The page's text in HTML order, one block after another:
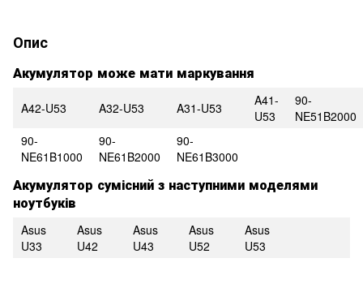
Опис
Акумулятор може мати маркування
A42-U53 A32-U53 A31-U53
A41-
U53
90-
NE51B2000
90-
NE61B1000
90-
NE61B2000
90-
NE61B3000
Акумулятор сумісний з наступними моделями
ноутбуків
Asus
U33
Asus
U42
Asus
U43
Asus
U52
Asus
U53